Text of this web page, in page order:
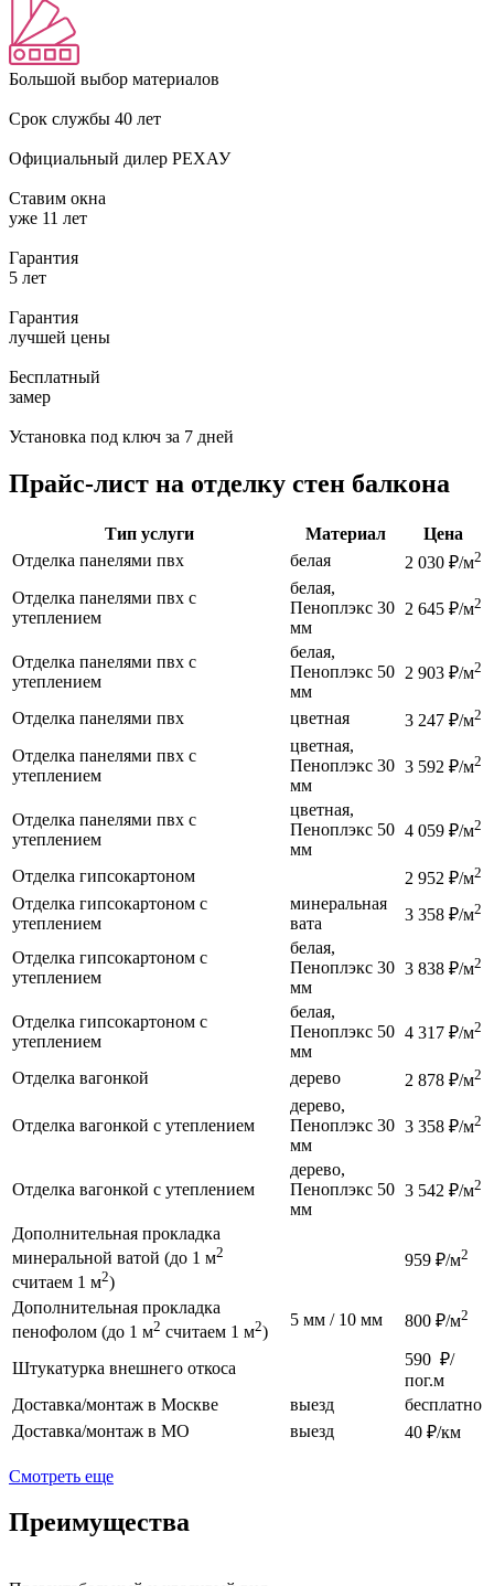
Большой выбор материалов
Срок службы 40 лет
Официальный дилер РЕХАУ
Ставим окна
уже 11 лет
Гарантия
5 лет
Гарантия
лучшей цены
Бесплатный
замер
Установка под ключ за 7 дней
Прайс-лист на отделку стен балкона
Тип услуги Материал
Цена
Отделка панелями пвх
белая 2 030 ₽/м2
Отделка панелями пвх с
утеплением
белая,
Пеноплэкс 30
мм
2 645 ₽/м2
Отделка панелями пвх с
утеплением
белая,
Пеноплэкс 50
мм
2 903 ₽/м2
Отделка панелями пвх цветная 3 247 ₽/м2
Отделка панелями пвх с
утеплением
цветная,
Пеноплэкс 30
мм
3 592 ₽/м2
Отделка панелями пвх с
утеплением
цветная,
Пеноплэкс 50
мм
4 059 ₽/м2
Отделка гипсокартоном 2 952 ₽/м2
Отделка гипсокартоном с
утеплением
минеральная
вата
3 358 ₽/м2
Отделка гипсокартоном с
утеплением
белая,
Пеноплэкс 30
мм
3 838 ₽/м2
Отделка гипсокартоном с
утеплением
белая,
Пеноплэкс 50
мм
4 317 ₽/м2
Отделка вагонкой дерево 2 878 ₽/м2
Отделка вагонкой с утеплением
дерево,
Пеноплэкс 30
мм
3 358 ₽/м2
Отделка вагонкой с утеплением
дерево,
Пеноплэкс 50
мм
3 542 ₽/м2
Дополнительная прокладка
минеральной ватой (до 1 м2
считаем 1 м2)
959 ₽/м2
Дополнительная прокладка
пенофолом (до 1 м2 считаем 1 м2)
5 мм / 10 мм 800 ₽/м2
Штукатурка внешнего откоса
590 ₽/
пог.м
Доставка/монтаж в Москве
выезд
бесплатно
Доставка/монтаж в МО
выезд 40 ₽/км
Смотреть еще
Преимущества